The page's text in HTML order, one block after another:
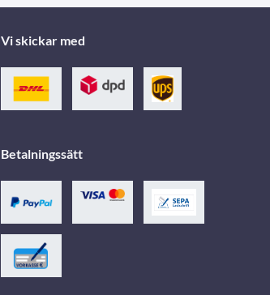
Vi skickar med
Betalningssätt